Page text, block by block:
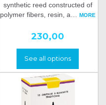
synthetic reed constructed of
polymer fibers, resin, a
MORE
230,00
See all options